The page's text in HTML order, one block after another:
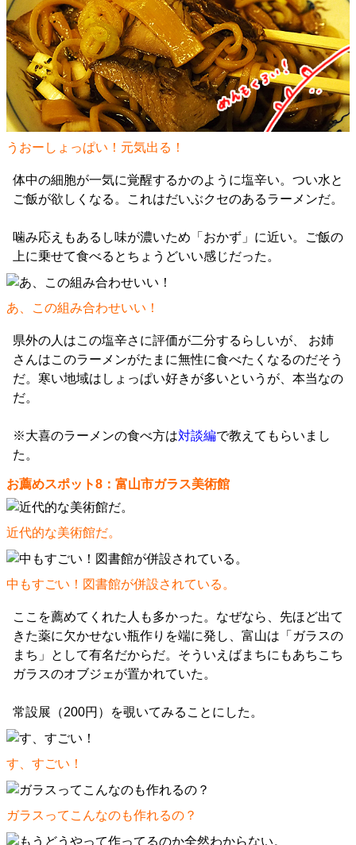
うおーしょっぱい！元気出る！
体中の細胞が一気に覚醒するかのように塩辛い。つい水と
ご飯が欲しくなる。これはだいぶクセのあるラーメンだ。
噛み応えもあるし味が濃いため「おかず」に近い。ご飯の
上に乗せて食べるとちょうどいい感じだった。
あ、この組み合わせいい！
県外の人はこの塩辛さに評価が二分するらしいが、 お姉
さんはこのラーメンがたまに無性に食べたくなるのだそう
だ。寒い地域はしょっぱい好きが多いというが、本当なの
だ。
※大喜のラーメンの食べ方は対談編で教えてもらいまし
た。
お薦めスポット8：富山市ガラス美術館
近代的な美術館だ。
中もすごい！図書館が併設されている。
ここを薦めてくれた人も多かった。なぜなら、先ほど出て
きた薬に欠かせない瓶作りを端に発し、富山は「ガラスの
まち」として有名だからだ。そういえばまちにもあちこち
ガラスのオブジェが置かれていた。
常設展（200円）を覗いてみることにした。
す、すごい！
ガラスってこんなのも作れるの？